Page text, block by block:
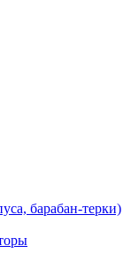
барабан-терки)